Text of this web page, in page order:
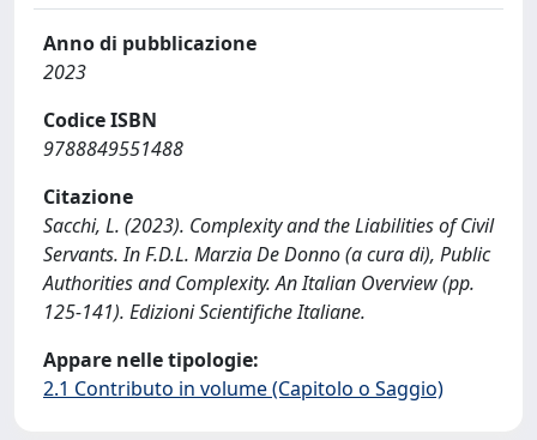
Anno di pubblicazione
2023
Codice ISBN
9788849551488
Citazione
Sacchi, L. (2023). Complexity and the Liabilities of Civil
Servants. In F.D.L. Marzia De Donno (a cura di), Public
Authorities and Complexity. An Italian Overview (pp.
125-141). Edizioni Scientifiche Italiane.
Appare nelle tipologie:
2.1 Contributo in volume (Capitolo o Saggio)